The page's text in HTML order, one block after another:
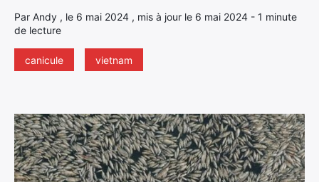
Par Andy , le 6 mai 2024 , mis à jour le 6 mai 2024 - 1 minute
de lecture
canicule vietnam